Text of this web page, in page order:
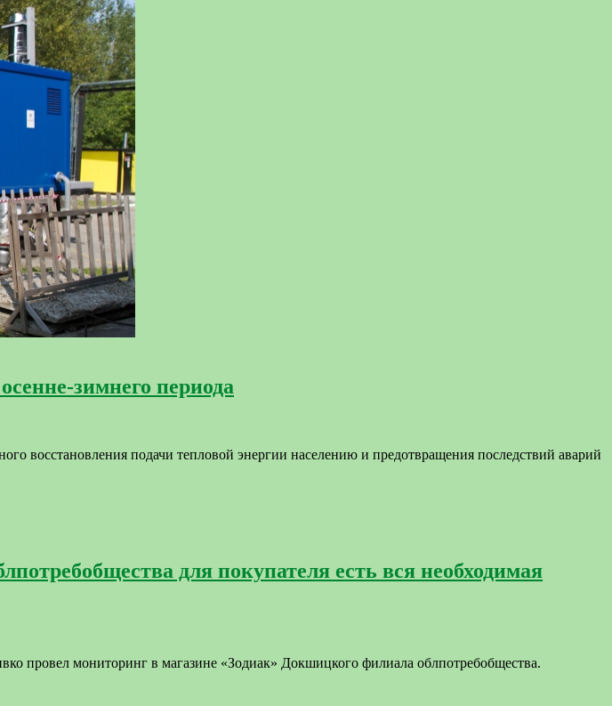
зимнего периода
восстановления подачи тепловой энергии населению и предотвращения последствий аварий
для покупателя есть вся необходимая
провел мониторинг в магазине «Зодиак» Докшицкого филиала облпотребобщества.